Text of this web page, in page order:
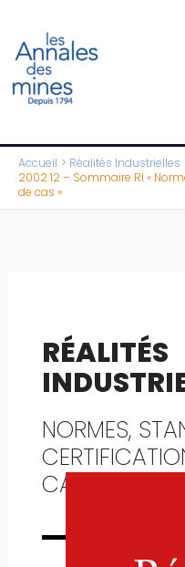
contenu
Accueil
Réalités Industrielles
2002 12 – Sommaire RI «
de cas »
RÉALITÉS
NORMES,
CAS